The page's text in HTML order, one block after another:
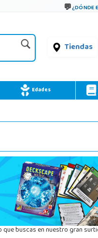
¿DÓNDE
Tiendas
Edades
que buscas en nuestro gran